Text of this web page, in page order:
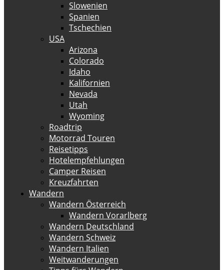
Slowenien
Spanien
Tschechien
USA
Arizona
Colorado
Idaho
Kalifornien
Nevada
Utah
Wyoming
Roadtrip
Motorrad Touren
Reisetipps
Hotelempfehlungen
Camper Reisen
Kreuzfahrten
Wandern
Wandern Österreich
Wandern Vorarlberg
Wandern Deutschland
Wandern Schweiz
Wandern Italien
Weitwanderungen